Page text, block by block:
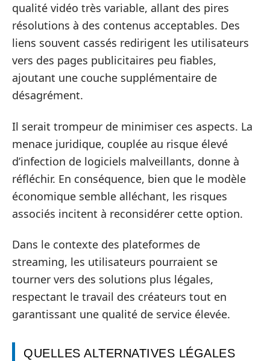
qualité vidéo très variable, allant des pires
résolutions à des contenus acceptables. Des
liens souvent cassés redirigent les utilisateurs
vers des pages publicitaires peu fiables,
ajoutant une couche supplémentaire de
désagrément.
Il serait trompeur de minimiser ces aspects. La
menace juridique, couplée au risque élevé
d’infection de logiciels malveillants, donne à
réfléchir. En conséquence, bien que le modèle
économique semble alléchant, les risques
associés incitent à reconsidérer cette option.
Dans le contexte des plateformes de
streaming, les utilisateurs pourraient se
tourner vers des solutions plus légales,
respectant le travail des créateurs tout en
garantissant une qualité de service élevée.
QUELLES ALTERNATIVES LÉGALES